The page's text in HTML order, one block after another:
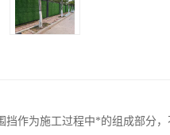
挡作为施工过程中*的组成部分